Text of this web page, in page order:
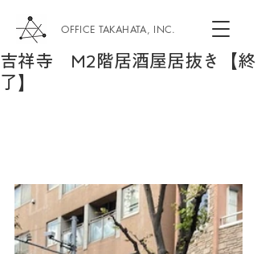
OFFICE TAKAHATA, INC.
吉祥寺 M2階居酒屋居抜き【終
了】